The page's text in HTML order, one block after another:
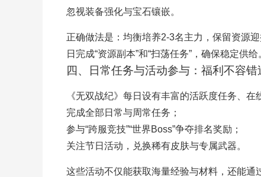
忽视装备强化与宝石镶嵌。
正确做法是：均衡培养2-3名主力，保留资源
日完成“资源副本”和“扫荡任务”，确保稳定供给
四、日常任务与活动参与：福利不容错
《无双战纪》每日设有丰富的活跃度任务、在
完成全部日常与周常任务；
参与“跨服竞技”“世界Boss”争夺排名奖励；
关注节日活动，兑换稀有皮肤与专属武器。
这些活动不仅能获取海量经验与材料，还能通